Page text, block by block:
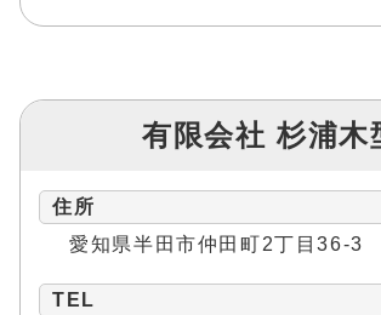
有限会社 杉浦木
住所
愛知県半田市仲田町2丁目36-3
TEL